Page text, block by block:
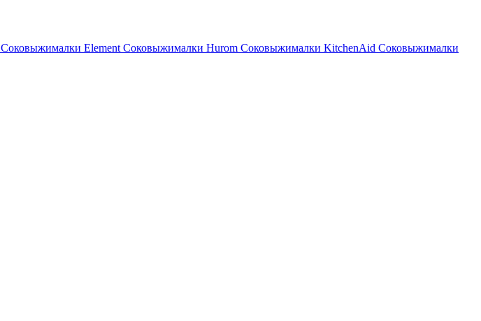
Соковыжималки Element Соковыжималки Hurom Соковыжималки KitchenAid Соковыжималки